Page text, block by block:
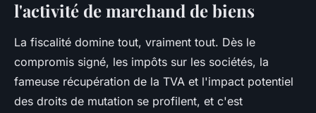
l'activité de marchand de biens
La fiscalité domine tout, vraiment tout. Dès le
compromis signé, les impôts sur les sociétés, la
fameuse récupération de la TVA et l'impact potentiel
des droits de mutation se profilent, et c'est